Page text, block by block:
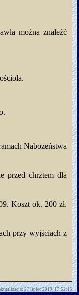
można znaleźć
Nabożeństwa
przed chrztem dla
Koszt ok. 200 zł.
przy wyjściach z
27 lipiec 2019, 17:52:15